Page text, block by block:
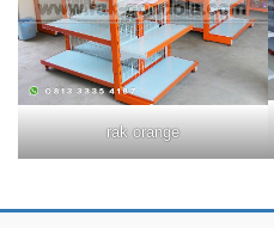
rak orange